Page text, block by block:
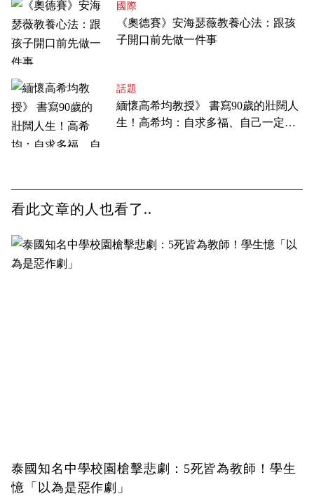
國際
《奧德賽》安海瑟薇教養心法：跟孩
子開口前先做一件事
話題
緬懷高希均教授》 書寫90歲的壯闊人
生！高希均：自求多福、自己一定要
看此文章的人也看了..
泰國知名中學校園槍擊悲劇：5死皆為教師！學生
憶「以為是惡作劇」